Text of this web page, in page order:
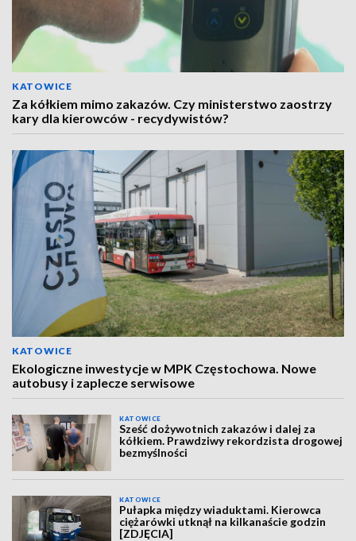
KATOWICE
Za kółkiem mimo zakazów. Czy ministerstwo zaostrzy
kary dla kierowców - recydywistów?
KATOWICE
Ekologiczne inwestycje w MPK Częstochowa. Nowe
autobusy i zaplecze serwisowe
KATOWICE
Sześć dożywotnich zakazów i dalej za
kółkiem. Prawdziwy rekordzista drogowej
bezmyślności
KATOWICE
Pułapka między wiaduktami. Kierowca
ciężarówki utknął na kilkanaście godzin
[ZDJĘCIA]